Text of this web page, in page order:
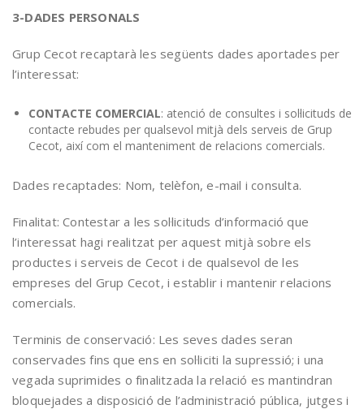
3-DADES PERSONALS
Grup Cecot recaptarà les següents dades aportades per
l’interessat:
CONTACTE COMERCIAL: atenció de consultes i sol·licituds de
contacte rebudes per qualsevol mitjà dels serveis de Grup
Cecot, així com el manteniment de relacions comercials.
Dades recaptades: Nom, telèfon, e-mail i consulta.
Finalitat: Contestar a les sol·licituds d’informació que
l’interessat hagi realitzat per aquest mitjà sobre els
productes i serveis de Cecot i de qualsevol de les
empreses del Grup Cecot, i establir i mantenir relacions
comercials.
Terminis de conservació: Les seves dades seran
conservades fins que ens en sol·liciti la supressió; i una
vegada suprimides o finalitzada la relació es mantindran
bloquejades a disposició de l’administració pública, jutges i